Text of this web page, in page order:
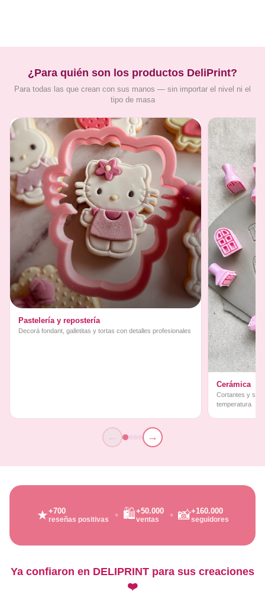
¿Para quién son los productos DeliPrint?
Para todas las que crean con sus manos — sin importar el nivel ni el
tipo de masa
Pastelería y repostería
Decorá fondant, galletitas y tortas con detalles profesionales
Cerámica
Cortantes y
temperatura
← →
★+700
reseñas positivas 🛍️+50.000
ventas 📸+160.000
seguidores
Ya confiaron en DELIPRINT para sus creaciones
❤️